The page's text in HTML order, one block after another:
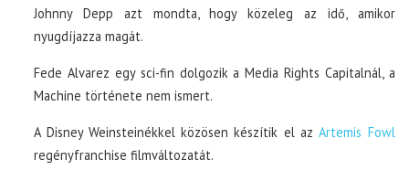
Johnny Depp azt mondta, hogy közeleg az idő, amikor
nyugdíjazza magát.
Fede Alvarez egy sci-fin dolgozik a Media Rights Capitalnál, a
Machine története nem ismert.
A Disney Weinsteinékkel közösen készítik el azArtemis Fowl
regényfranchise filmváltozatát.